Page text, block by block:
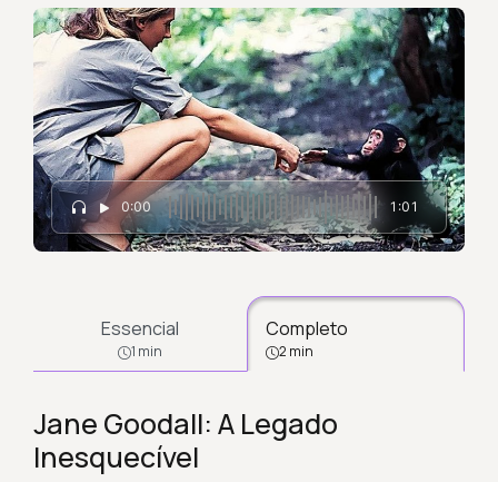
0:00 1:01
Essencial
1 min
Completo
2 min
Jane Goodall: A Legado
Inesquecível